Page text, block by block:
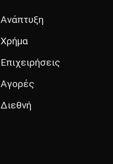
Ανάπτυξη
Χρήμα
Επιχειρήσεις
Αγορές
Διεθνή